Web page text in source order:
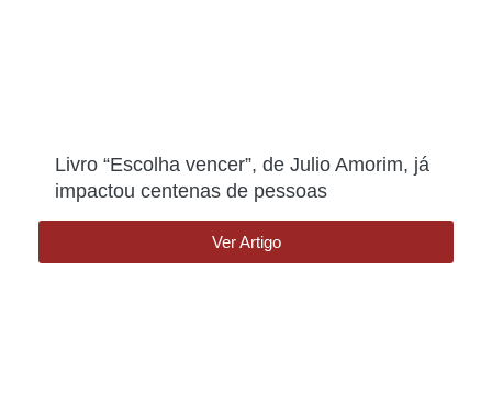
Livro “Escolha vencer”, de Julio Amorim, já
impactou centenas de pessoas
Ver Artigo